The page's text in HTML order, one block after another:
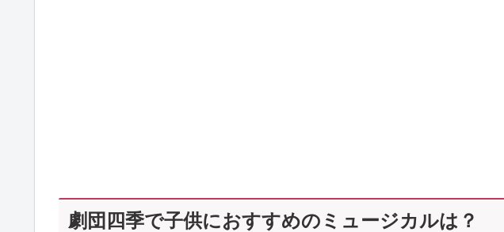
劇団四季で子供におすすめのミュージカルは？